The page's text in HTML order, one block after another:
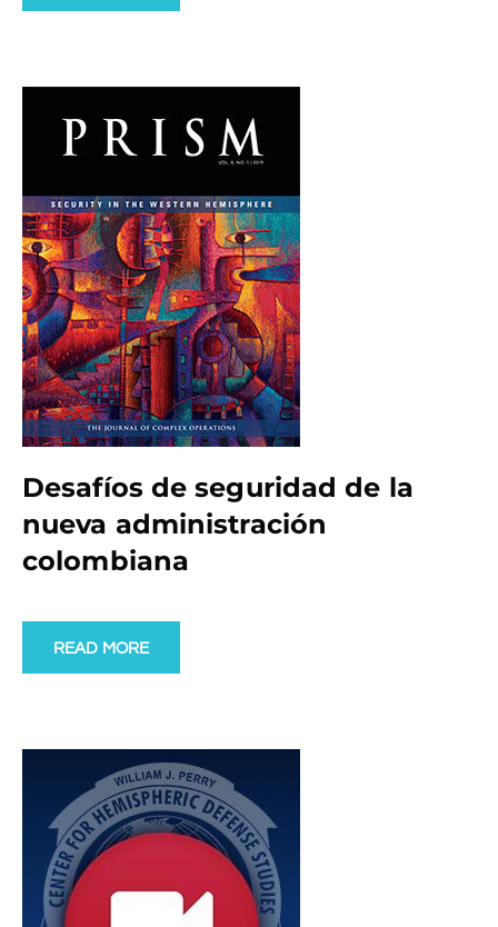
Desafíos de seguridad de la
nueva administración
colombiana
READ MORE